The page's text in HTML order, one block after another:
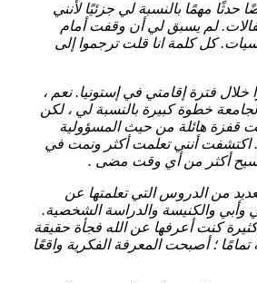
حدثًا مهمًا بالنسبة لي جزئيًا لأنني
لم يسبق لي أن وقفت أمام
كل كلمة انا قلت ترجموا إلى
خلال فترة إقامتي في إستونيا. نعم ،
خطوة كبيرة بالنسبة لي ، لكن
قفزة هائلة من حيث المسؤولية
اكتشفت أنني تعلمت أكثر ونمت في
أكثر من أي وقت مضى .
من الدروس التي تعلمتها عن
وأبي والكنيسة والدراسة الشخصية.
كنت أعرفها عن الله فجأة حقيقة
؛ أصبحت المعرفة الفكرية واقعًا